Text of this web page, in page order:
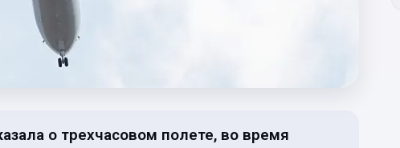
о трехчасовом полете, во время